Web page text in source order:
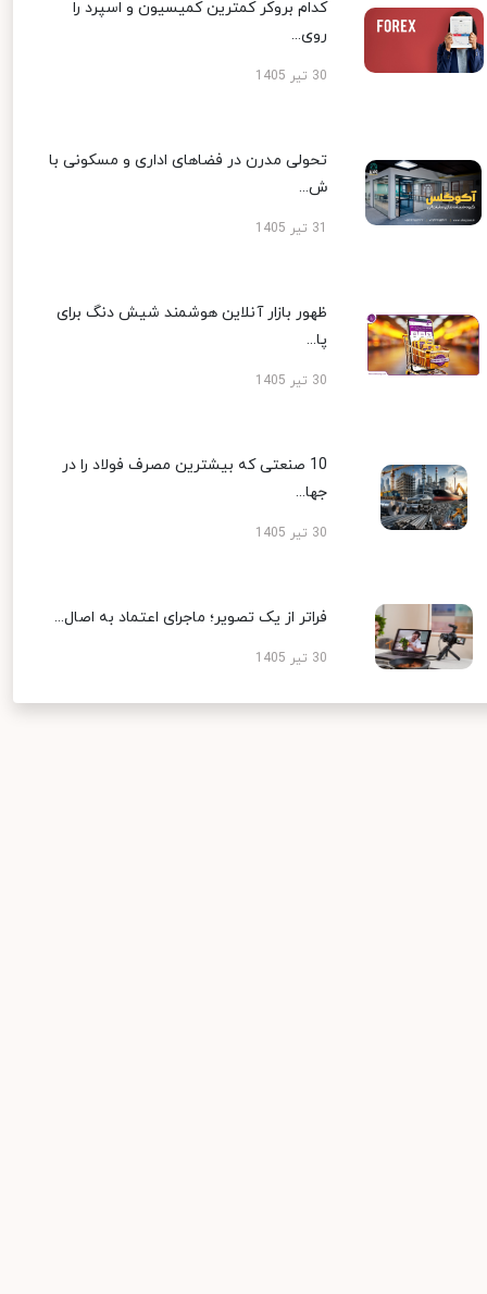
کدام بروکر کمترین کمیسیون و اسپرد را
روی...
30 تیر 1405
تحولی مدرن در فضاهای اداری و مسکونی با
ش...
ظهور بازار آنلاین هوشمند شیش دنگ برای
پا...
30 تیر 1405
10 صنعتی که بیشترین مصرف فولاد را در
جها...
30 تیر 1405
فراتر از یک تصویر؛ ماجرای اعتماد به اصال...
30 تیر 1405